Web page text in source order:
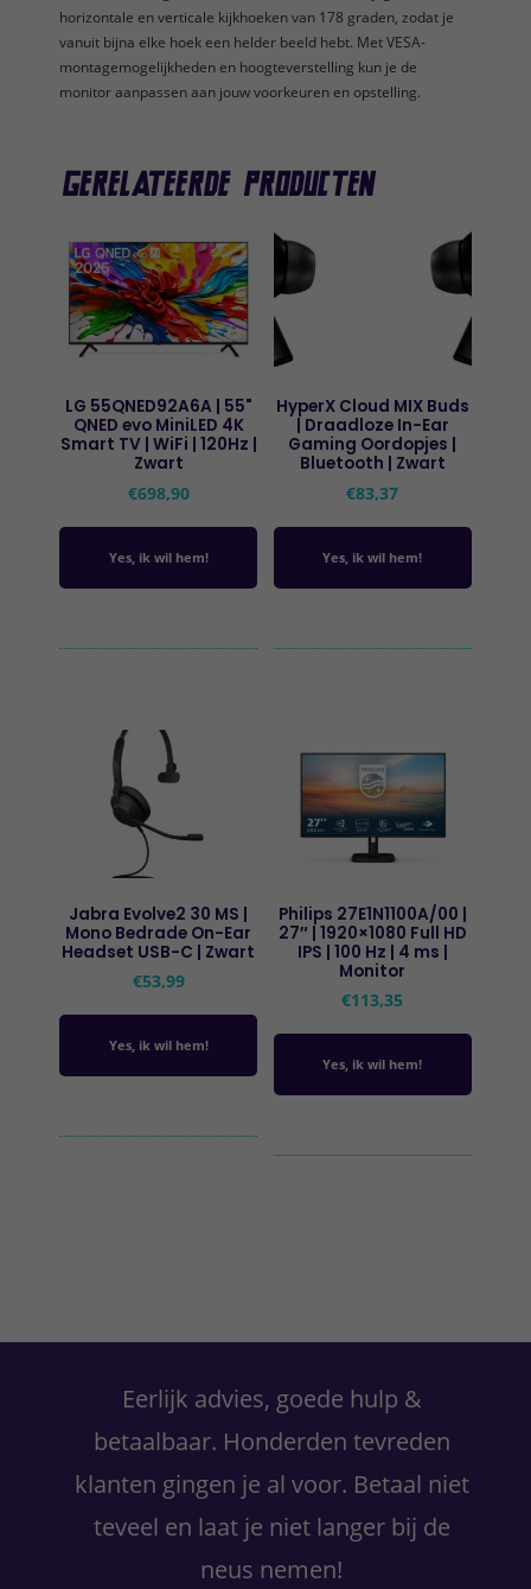
horizontale en verticale kijkhoeken van 178 graden, zodat je
vanuit bijna elke hoek een helder beeld hebt. Met VESA-
montagemogelijkheden en hoogteverstelling kun je de
monitor aanpassen aan jouw voorkeuren en opstelling.
Gerelateerde producten
LG 55QNED92A6A | 55"
QNED evo MiniLED 4K
Smart TV | WiFi | 120Hz |
Zwart
€698,90
Yes, ik wil hem!
HyperX Cloud MIX Buds
| Draadloze In-Ear
Gaming Oordopjes |
Bluetooth | Zwart
€83,37
Yes, ik wil hem!
Jabra Evolve2 30 MS |
Mono Bedrade On-Ear
Headset USB-C | Zwart
€53,99
Yes, ik wil hem!
Philips 27E1N1100A/00 |
27″ | 1920×1080 Full HD
IPS | 100 Hz | 4 ms |
Monitor
€113,35
Yes, ik wil hem!
Primaire
Eerlijk advies, goede hulp &
betaalbaar. Honderden tevreden
klanten gingen je al voor. Betaal niet
teveel en laat je niet langer bij de
neus nemen!